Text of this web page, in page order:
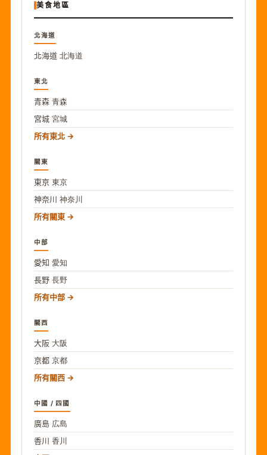
美食地區
北海道
北海道 北海道
東北
青森 青森
宮城 宮城
所有東北
關東
東京 東京
神奈川 神奈川
所有關東
中部
愛知 愛知
長野 長野
所有中部
關西
大阪 大阪
京都 京都
所有關西
中國 / 四國
廣島 広島
香川 香川